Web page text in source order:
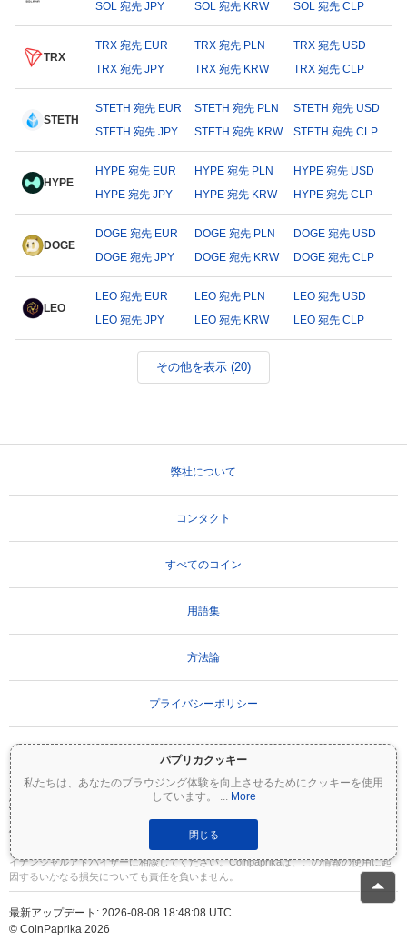
パプリカクッキー
私たちは、あなたのブラウジング体験を向上させるためにクッキーを使用
しています。
... More
閉じる
SOL 宛先 JPY
SOL 宛先 KRW SOL 宛先 CLP
TRX
TRX 宛先 EUR TRX 宛先 PLN
TRX 宛先 USD
TRX 宛先 JPY
TRX 宛先 KRW TRX 宛先 CLP
STETH
STETH 宛先 EUR STETH 宛先 PLN
STETH 宛先 USD
STETH 宛先 JPY
STETH 宛先 KRW STETH 宛先 CLP
HYPE
HYPE 宛先 EUR HYPE 宛先 PLN
HYPE 宛先 USD
HYPE 宛先 JPY
HYPE 宛先 KRW HYPE 宛先 CLP
DOGE
DOGE 宛先 EUR DOGE 宛先 PLN
DOGE 宛先 USD
DOGE 宛先 JPY
DOGE 宛先 KRW DOGE 宛先 CLP
LEO
LEO 宛先 EUR LEO 宛先 PLN
LEO 宛先 USD
LEO 宛先 JPY
LEO 宛先 KRW LEO 宛先 CLP
その他を表示 (20)
弊社について
コンタクト
すべてのコイン
用語集
方法論
プライバシーポリシー
重要な免責事項：
暗号資産は非常にボラティリティが高く、重大なリスクを伴いま
す。投資額の一部または全額を失う可能性があります。Coinpaprikaのすべての情報は
情報提供のみを目的としており、財務または投資のアドバイスを構成するものではあ
りません。投資判断を行う前に、必ずご自身で調査（DYOR）を行い、資格のあるファ
イナンシャルアドバイザーに相談してください。Coinpaprikaは、この情報の使用に起
因するいかなる損失についても責任を負いません。
最新アップデート: 2026-08-08 18:48:08 UTC
© CoinPaprika 2026